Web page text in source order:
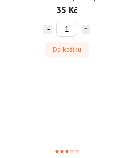
35 Kč
Do košíku